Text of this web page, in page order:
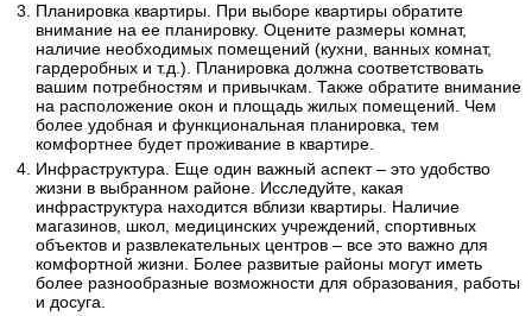
Планировка квартиры. При выборе квартиры обратите
внимание на ее планировку. Оцените размеры комнат,
наличие необходимых помещений (кухни, ванных комнат,
гардеробных и т.д.). Планировка должна соответствовать
вашим потребностям и привычкам. Также обратите внимание
на расположение окон и площадь жилых помещений. Чем
более удобная и функциональная планировка, тем
комфортнее будет проживание в квартире.
Инфраструктура. Еще один важный аспект – это удобство
жизни в выбранном районе. Исследуйте, какая
инфраструктура находится вблизи квартиры. Наличие
магазинов, школ, медицинских учреждений, спортивных
объектов и развлекательных центров – все это важно для
комфортной жизни. Более развитые районы могут иметь
более разнообразные возможности для образования, работы
и досуга.